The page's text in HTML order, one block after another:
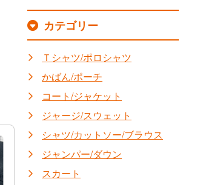
カテゴリー
Ｔシャツ/ポロシャツ
かばん/ポーチ
コート/ジャケット
ジャージ/スウェット
シャツ/カットソー/ブラウス
ジャンパー/ダウン
スカート